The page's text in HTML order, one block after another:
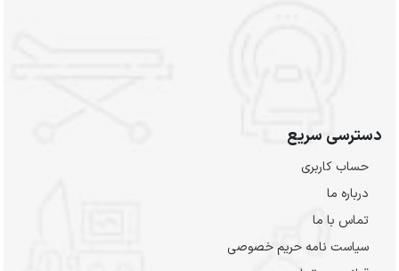
دسترسی سریع
حساب کاربری
درباره ما
تماس با ما
سیاست نامه حریم خصوصی